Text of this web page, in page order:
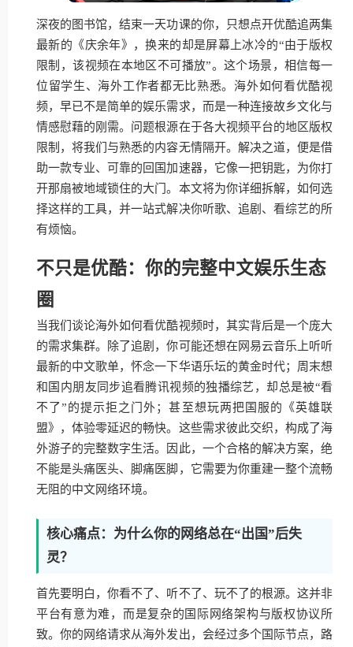
深夜的图书馆，结束一天功课的你，只想点开优酷追两集
最新的《庆余年》，换来的却是屏幕上冰冷的“由于版权
限制，该视频在本地区不可播放”。这个场景，相信每一
位留学生、海外工作者都无比熟悉。海外如何看优酷视
频，早已不是简单的娱乐需求，而是一种连接故乡文化与
情感慰藉的刚需。问题根源在于各大视频平台的地区版权
限制，将我们与熟悉的内容无情隔开。解决之道，便是借
助一款专业、可靠的回国加速器，它像一把钥匙，为你打
开那扇被地域锁住的大门。本文将为你详细拆解，如何选
择这样的工具，并一站式解决你听歌、追剧、看综艺的所
有烦恼。
不只是优酷：你的完整中文娱乐生态
圈
当我们谈论海外如何看优酷视频时，其实背后是一个庞大
的需求集群。除了追剧，你可能还想在网易云音乐上听听
最新的中文歌单，怀念一下华语乐坛的黄金时代；周末想
和国内朋友同步追看腾讯视频的独播综艺，却总是被“看
不了”的提示拒之门外；甚至想玩两把国服的《英雄联
盟》，体验零延迟的畅快。这些需求彼此交织，构成了海
外游子的完整数字生活。因此，一个合格的解决方案，绝
不能是头痛医头、脚痛医脚，它需要为你重建一整个流畅
无阻的中文网络环境。
核心痛点：为什么你的网络总在“出国”后失
灵？
首先要明白，你看不了、听不了、玩不了的根源。这并非
平台有意为难，而是复杂的国际网络架构与版权协议所
致。你的网络请求从海外发出，会经过多个国际节点，路